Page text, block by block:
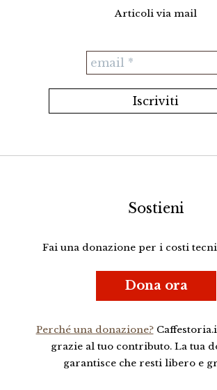
Articoli via mail
Sostieni
Fai una donazione per i costi
Dona ora
Perché una donazione?
grazie al tuo contributo. La tua
garantisce che resti libero e